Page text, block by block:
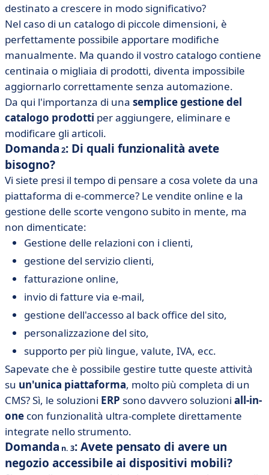
destinato a crescere in modo significativo?
Nel caso di un catalogo di piccole dimensioni, è
perfettamente possibile apportare modifiche
manualmente. Ma quando il vostro catalogo contiene
centinaia o migliaia di prodotti, diventa impossibile
aggiornarlo correttamente senza automazione.
Da qui l'importanza di una semplice gestione del
catalogo prodotti per aggiungere, eliminare e
modificare gli articoli.
Domanda 2: Di quali funzionalità avete
bisogno?
Vi siete presi il tempo di pensare a cosa volete da una
piattaforma di e-commerce? Le vendite online e la
gestione delle scorte vengono subito in mente, ma
non dimenticate:
Gestione delle relazioni con i clienti,
gestione del servizio clienti,
fatturazione online,
invio di fatture via e-mail,
gestione dell'accesso al back office del sito,
personalizzazione del sito,
supporto per più lingue, valute, IVA, ecc.
Sapevate che è possibile gestire tutte queste attività
su un'unica piattaforma, molto più completa di un
CMS? Sì, le soluzioni ERP sono davvero soluzioni all-in-
one con funzionalità ultra-complete direttamente
integrate nello strumento.
Domanda n. 3: Avete pensato di avere un
negozio accessibile ai dispositivi mobili?